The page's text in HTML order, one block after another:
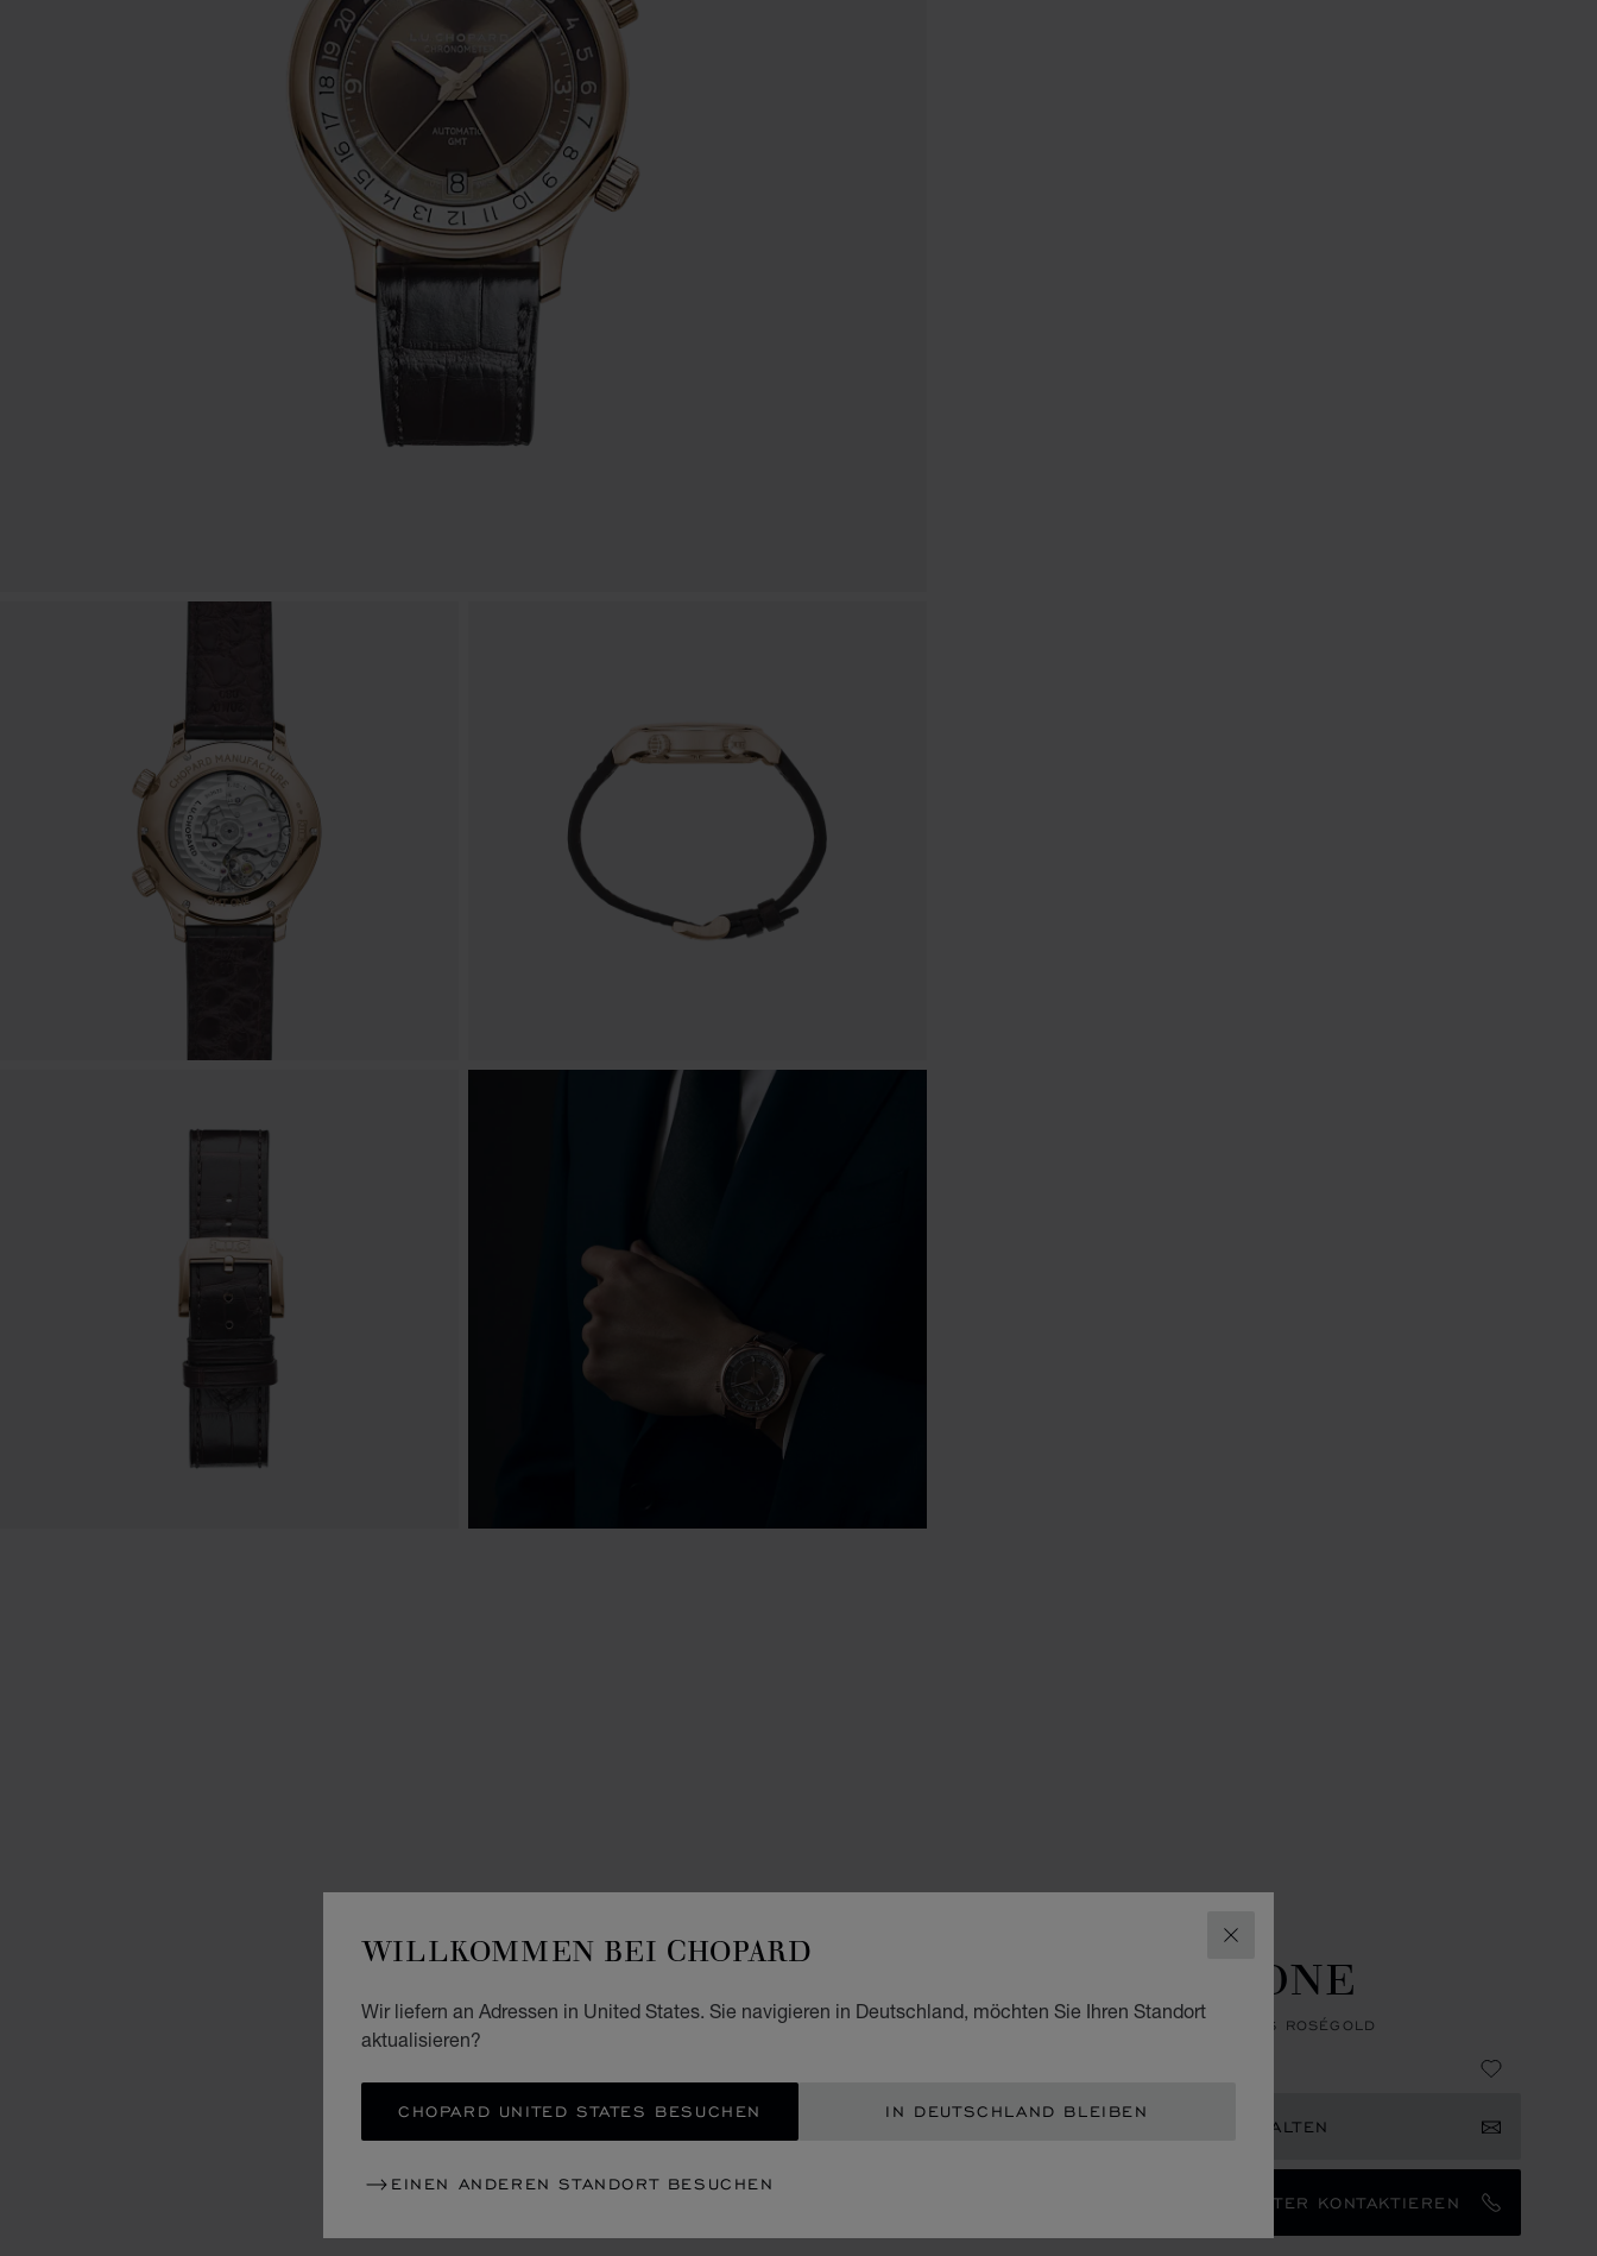
SCHLIESSEN
WILLKOMMEN BEI CHOPARD
Wir liefern an Adressen in United States. Sie navigieren in Deutschland, möchten Sie Ihren Standort
aktualisieren?
CHOPARD UNITED STATES BESUCHEN IN DEUTSCHLAND BLEIBEN
EINEN ANDEREN STANDORT BESUCHEN
L.U.C GMT ONE
42 MM, AUTOMATIK, ETHISCHES ROSÉGOLD
BENACHRICHTIGUNG ERHALTEN
EINEN MARKENBOTSCHAFTER KONTAKTIEREN